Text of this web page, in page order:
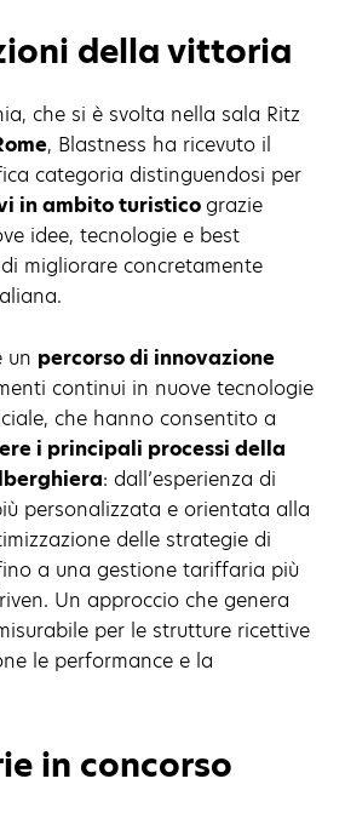
della vittoria
che si è svolta nella sala Ritz
, Blastness ha ricevuto il
categoria distinguendosi per
in ambito turisticograzie
idee, tecnologie e best
migliorare concretamente
un percorso di innovazione
continui in nuove tecnologie
che hanno consentito a
i principali processi della
: dall’esperienza di
personalizzata e orientata alla
delle strategie di
a una gestione tariffaria più
Un approccio che genera
per le strutture ricettive
le performance e la
in concorso